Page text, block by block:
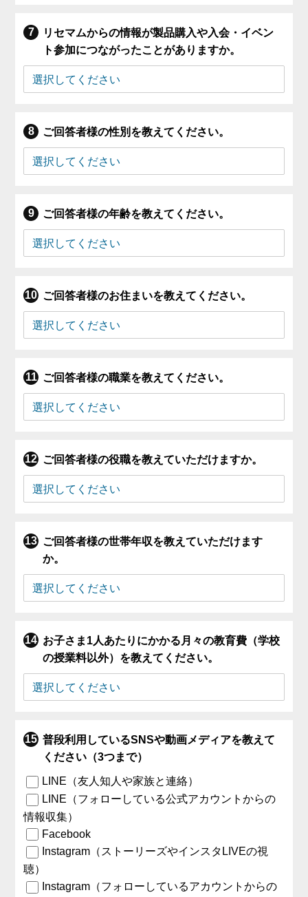
リセマムからの情報が製品購入や入会・イベン
ト参加につながったことがありますか。
ご回答者様の性別を教えてください。
ご回答者様の年齢を教えてください。
ご回答者様のお住まいを教えてください。
ご回答者様の職業を教えてください。
ご回答者様の役職を教えていただけますか。
ご回答者様の世帯年収を教えていただけます
か。
お子さま1人あたりにかかる月々の教育費（学校
の授業料以外）を教えてください。
普段利用しているSNSや動画メディアを教えて
ください（3つまで）
LINE（友人知人や家族と連絡）
LINE（フォローしている公式アカウントからの
情報収集）
Facebook
Instagram（ストーリーズやインスタLIVEの視
聴）
Instagram（フォローしているアカウントからの